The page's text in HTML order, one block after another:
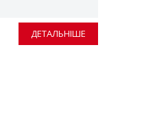
ДЕТАЛЬНІШЕ